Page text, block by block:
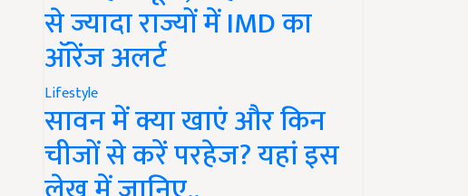
से ज्यादा राज्यों में IMD का
ऑरेंज अलर्ट
Lifestyle
सावन में क्या खाएं और किन
चीजों से करें परहेज? यहां इस